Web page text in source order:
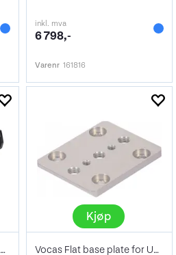
inkl. mva
6 798,-
Varenr 161816
Blackmagic URSA Cine Baseplate 19
Kjøp
Vocas Flat base plate for USBP-15F